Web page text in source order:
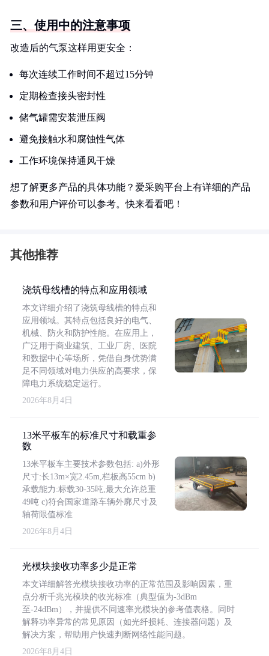
三、使用中的注意事项
改造后的气泵这样用更安全：
每次连续工作时间不超过15分钟
定期检查接头密封性
储气罐需安装泄压阀
避免接触水和腐蚀性气体
工作环境保持通风干燥
想了解更多产品的具体功能？爱采购平台上有详细的产品
参数和用户评价可以参考。快来看看吧！
其他推荐
浇筑母线槽的特点和应用领域
本文详细介绍了浇筑母线槽的特点和
应用领域。其特点包括良好的电气、
机械、防火和防护性能。在应用上，
广泛用于商业建筑、工业厂房、医院
和数据中心等场所，凭借自身优势满
足不同领域对电力供应的高要求，保
障电力系统稳定运行。
2026年8月4日
13米平板车的标准尺寸和载重参
数
13米平板车主要技术参数包括: a)外形
尺寸:长13m×宽2.45m,栏板高55cm b)
承载能力:标载30-35吨,最大允许总重
49吨 c)符合国家道路车辆外廓尺寸及
轴荷限值标准
2026年8月4日
光模块接收功率多少是正常
本文详细解答光模块接收功率的正常范围及影响因素，重
点分析千兆光模块的收光标准（典型值为-3dBm
至-24dBm），并提供不同速率光模块的参考值表格。同时
解释功率异常的常见原因（如光纤损耗、连接器问题）及
解决方案，帮助用户快速判断网络性能问题。
2026年8月4日